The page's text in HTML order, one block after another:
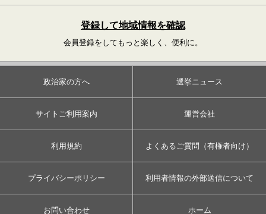
登録して地域情報を確認
会員登録をしてもっと楽しく、便利に。
政治家の方へ 選挙ニュース
サイトご利用案内 運営会社
利用規約 よくあるご質問（有権者向け）
プライバシーポリシー 利用者情報の外部送信について
お問い合わせ ホーム